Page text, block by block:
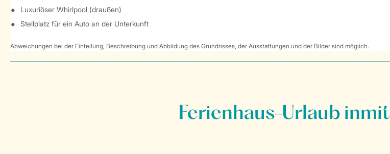
Luxuriöser Whirlpool (draußen)
Stellplatz für ein Auto an der Unterkunft
Abweichungen bei der Einteilung, Beschreibung und Abbildung des Grundrisses, der Ausstattungen und der Bilder sind möglich.
Ferienhaus-Urlaub